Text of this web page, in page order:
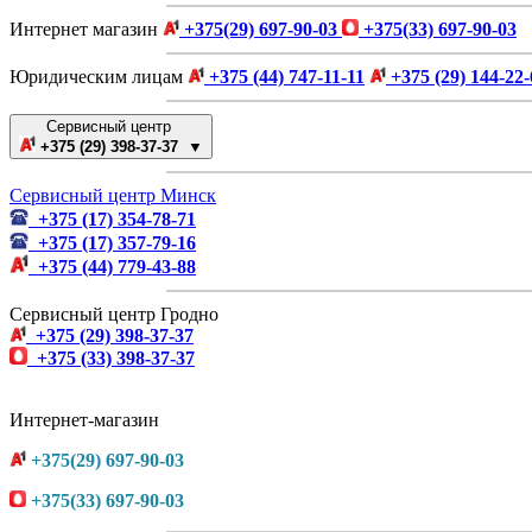
Интернет магазин +375(29) 697-90-03 +375(33) 697-90-03
Юридическим лицам +375 (44) 747-11-11 +375 (29) 144-
Сервисный центр
+375 (29) 398-37-37 ▼
Сервисный центр Минск
+375 (17) 354-78-71
+375 (17) 357-79-16
+375 (44) 779-43-88
Сервисный центр Гродно
+375 (29) 398-37-37
+375 (33) 398-37-37
Интернет-магазин
+375(29) 697-90-03
+375(33) 697-90-03